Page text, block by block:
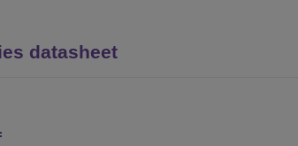
datasheet